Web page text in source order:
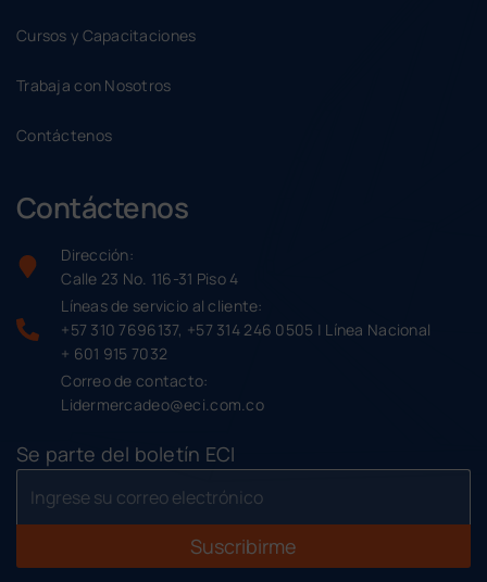
Cursos y Capacitaciones
Trabaja con Nosotros
Contáctenos
Contáctenos
Dirección:
Calle 23 No. 116-31 Piso 4
Líneas de servicio al cliente:
+57 310 7696137, +57 314 246 0505 | Línea Nacional
+ 601 915 7032
Correo de contacto:
Lidermercadeo@eci.com.co
Se parte del boletín ECI
Suscribirme